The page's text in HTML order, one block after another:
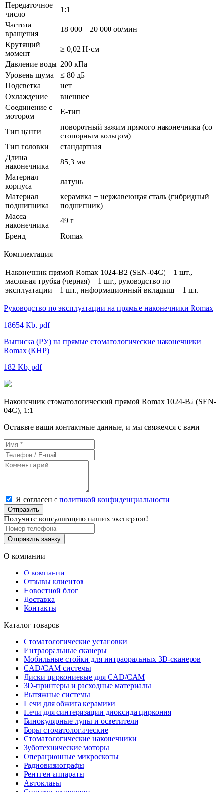
Передаточное
число
1:1
Частота
вращения
18 000 – 20 000 об/мин
Крутящий
момент
≥ 0,02 Н·см
Давление воды 200 кПа
Уровень шума
≤ 80 дБ
Подсветка
нет
Охлаждение
внешнее
Соединение с
мотором
E-тип
Тип цанги
поворотный зажим прямого наконечника (со
стопорным кольцом)
Тип головки
стандартная
Длина
наконечника
85,3 мм
Материал
корпуса
латунь
Материал
подшипника
керамика + нержавеющая сталь (гибридный
подшипник)
Масса
наконечника
49 г
Бренд
Romax
Комплектация
Наконечник прямой Romax 1024-B2 (SEN-04C) – 1 шт.,
масляная трубка (черная) – 1 шт., руководство по
эксплуатации – 1 шт., информационный вкладыш – 1 шт.
Руководство по эксплуатации на прямые наконечники Romax
18654 Kb, pdf
Выписка (РУ) на прямые стоматологические наконечники
Romax (КНР)
182 Kb, pdf
Наконечник стоматологический прямой Romax 1024-B2 (SEN-
04C), 1:1
Оставьте ваши контактные данные, и мы свяжемся с вами
Я согласен с политикой конфиденциальности
Отправить
Получите консультацию наших экспертов!
Отправить заявку
О компании
О компании
Отзывы клиентов
Новостной блог
Доставка
Контакты
Каталог товаров
Стоматологические установки
Интраоральные сканеры
Мобильные стойки для интраоральных 3D-сканеров
CAD/CAM системы
Диски циркониевые для CAD/CAM
3D-принтеры и расходные материалы
Вытяжные системы
Печи для обжига керамики
Печи для синтеризации диоксида циркония
Бинокулярные лупы и осветители
Боры стоматологические
Стоматологические наконечники
Зуботехнические моторы
Операционные микроскопы
Радиовизиографы
Рентген аппараты
Автоклавы